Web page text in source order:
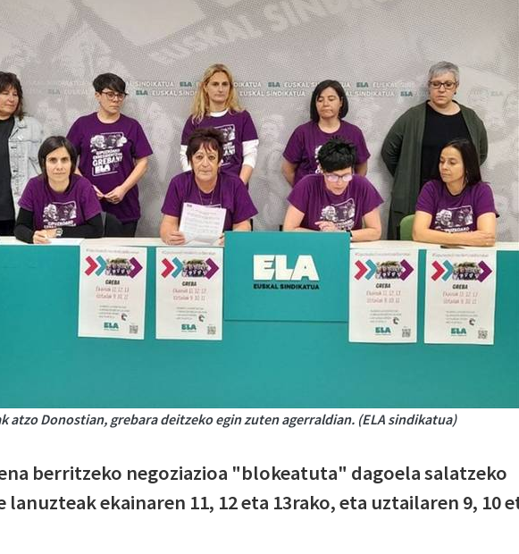
atzo Donostian, grebara deitzeko egin zuten agerraldian. (ELA sindikatua)
berritzeko negoziazioa "blokeatuta" dagoela salatzeko
ekainaren 11, 12 eta 13rako, eta uztailaren 9, 10